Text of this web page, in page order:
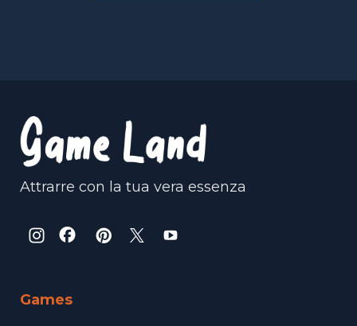
Attrarre con la tua vera essenza
Games